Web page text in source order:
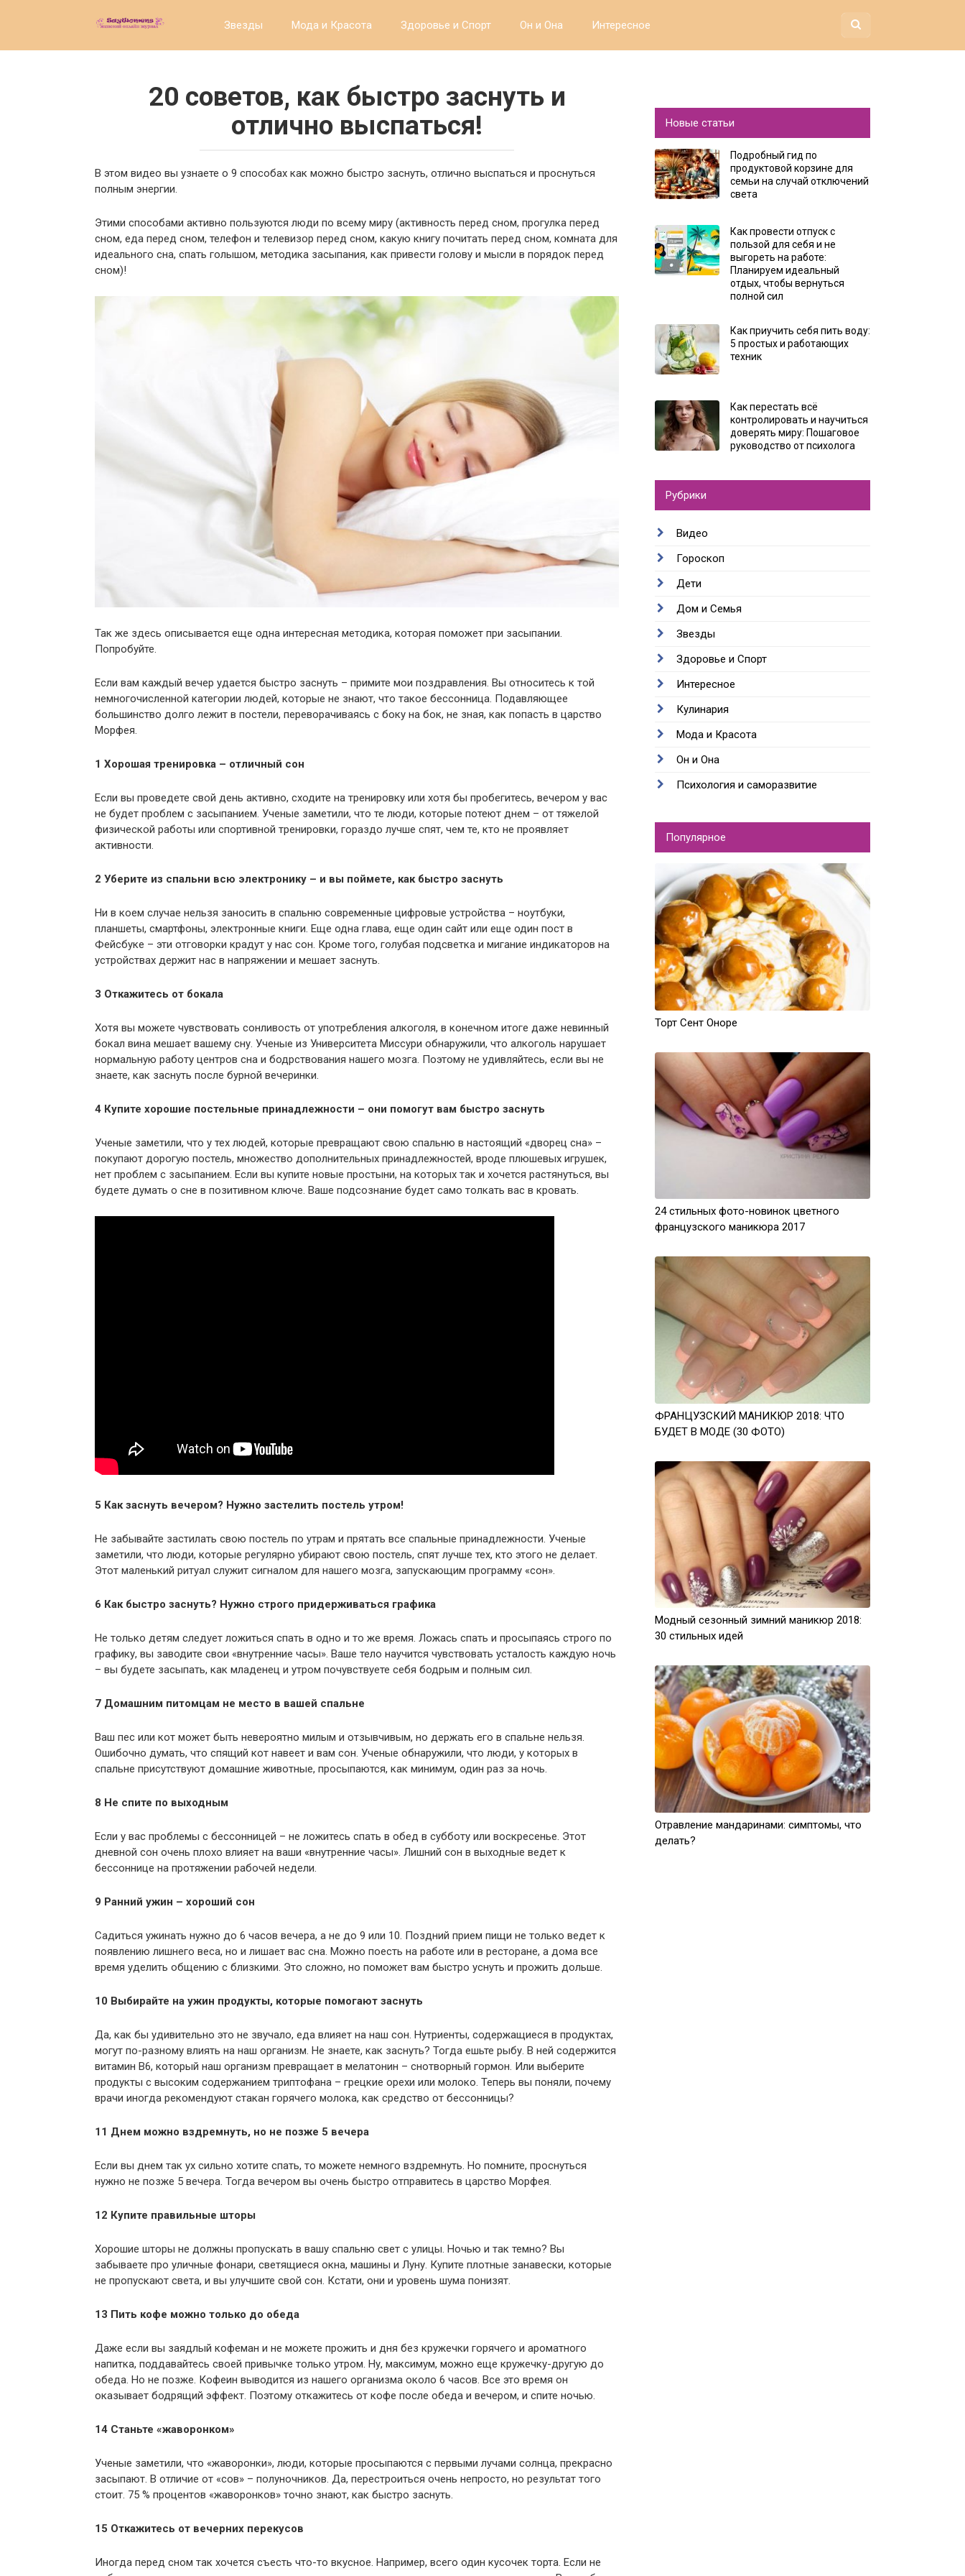
Звезды Мода и Красота Здоровье и Спорт Он и Она Интересное
20 советов, как быстро заснуть и
отлично выспаться!
В этом видео вы узнаете о 9 способах как можно быстро заснуть, отлично выспаться и проснуться
полным энергии.
Этими способами активно пользуются люди по всему миру (активность перед сном, прогулка перед
сном, еда перед сном, телефон и телевизор перед сном, какую книгу почитать перед сном, комната для
идеального сна, спать голышом, методика засыпания, как привести голову и мысли в порядок перед
сном)!
Так же здесь описывается еще одна интересная методика, которая поможет при засыпании.
Попробуйте.
Если вам каждый вечер удается быстро заснуть – примите мои поздравления. Вы относитесь к той
немногочисленной категории людей, которые не знают, что такое бессонница. Подавляющее
большинство долго лежит в постели, переворачиваясь с боку на бок, не зная, как попасть в царство
Морфея.
1 Хорошая тренировка – отличный сон
Если вы проведете свой день активно, сходите на тренировку или хотя бы пробегитесь, вечером у вас
не будет проблем с засыпанием. Ученые заметили, что те люди, которые потеют днем – от тяжелой
физической работы или спортивной тренировки, гораздо лучше спят, чем те, кто не проявляет
активности.
2 Уберите из спальни всю электронику – и вы поймете, как быстро заснуть
Ни в коем случае нельзя заносить в спальню современные цифровые устройства – ноутбуки,
планшеты, смартфоны, электронные книги. Еще одна глава, еще один сайт или еще один пост в
Фейсбуке – эти отговорки крадут у нас сон. Кроме того, голубая подсветка и мигание индикаторов на
устройствах держит нас в напряжении и мешает заснуть.
3 Откажитесь от бокала
Хотя вы можете чувствовать сонливость от употребления алкоголя, в конечном итоге даже невинный
бокал вина мешает вашему сну. Ученые из Университета Миссури обнаружили, что алкоголь нарушает
нормальную работу центров сна и бодрствования нашего мозга. Поэтому не удивляйтесь, если вы не
знаете, как заснуть после бурной вечеринки.
4 Купите хорошие постельные принадлежности – они помогут вам быстро заснуть
Ученые заметили, что у тех людей, которые превращают свою спальню в настоящий «дворец сна» –
покупают дорогую постель, множество дополнительных принадлежностей, вроде плюшевых игрушек,
нет проблем с засыпанием. Если вы купите новые простыни, на которых так и хочется растянуться, вы
будете думать о сне в позитивном ключе. Ваше подсознание будет само толкать вас в кровать.
5 Как заснуть вечером? Нужно застелить постель утром!
Не забывайте застилать свою постель по утрам и прятать все спальные принадлежности. Ученые
заметили, что люди, которые регулярно убирают свою постель, спят лучше тех, кто этого не делает.
Этот маленький ритуал служит сигналом для нашего мозга, запускающим программу «сон».
6 Как быстро заснуть? Нужно строго придерживаться графика
Не только детям следует ложиться спать в одно и то же время. Ложась спать и просыпаясь строго по
графику, вы заводите свои «внутренние часы». Ваше тело научится чувствовать усталость каждую ночь
– вы будете засыпать, как младенец и утром почувствуете себя бодрым и полным сил.
7 Домашним питомцам не место в вашей спальне
Ваш пес или кот может быть невероятно милым и отзывчивым, но держать его в спальне нельзя.
Ошибочно думать, что спящий кот навеет и вам сон. Ученые обнаружили, что люди, у которых в
спальне присутствуют домашние животные, просыпаются, как минимум, один раз за ночь.
8 Не спите по выходным
Если у вас проблемы с бессонницей – не ложитесь спать в обед в субботу или воскресенье. Этот
дневной сон очень плохо влияет на ваши «внутренние часы». Лишний сон в выходные ведет к
бессоннице на протяжении рабочей недели.
9 Ранний ужин – хороший сон
Садиться ужинать нужно до 6 часов вечера, а не до 9 или 10. Поздний прием пищи не только ведет к
появлению лишнего веса, но и лишает вас сна. Можно поесть на работе или в ресторане, а дома все
время уделить общению с близкими. Это сложно, но поможет вам быстро уснуть и прожить дольше.
10 Выбирайте на ужин продукты, которые помогают заснуть
Да, как бы удивительно это не звучало, еда влияет на наш сон. Нутриенты, содержащиеся в продуктах,
могут по-разному влиять на наш организм. Не знаете, как заснуть? Тогда ешьте рыбу. В ней содержится
витамин В6, который наш организм превращает в мелатонин – снотворный гормон. Или выберите
продукты с высоким содержанием триптофана – грецкие орехи или молоко. Теперь вы поняли, почему
врачи иногда рекомендуют стакан горячего молока, как средство от бессонницы?
11 Днем можно вздремнуть, но не позже 5 вечера
Если вы днем так ух сильно хотите спать, то можете немного вздремнуть. Но помните, проснуться
нужно не позже 5 вечера. Тогда вечером вы очень быстро отправитесь в царство Морфея.
12 Купите правильные шторы
Хорошие шторы не должны пропускать в вашу спальню свет с улицы. Ночью и так темно? Вы
забываете про уличные фонари, светящиеся окна, машины и Луну. Купите плотные занавески, которые
не пропускают света, и вы улучшите свой сон. Кстати, они и уровень шума понизят.
13 Пить кофе можно только до обеда
Даже если вы заядлый кофеман и не можете прожить и дня без кружечки горячего и ароматного
напитка, поддавайтесь своей привычке только утром. Ну, максимум, можно еще кружечку-другую до
обеда. Но не позже. Кофеин выводится из нашего организма около 6 часов. Все это время он
оказывает бодрящий эффект. Поэтому откажитесь от кофе после обеда и вечером, и спите ночью.
14 Станьте «жаворонком»
Ученые заметили, что «жаворонки», люди, которые просыпаются с первыми лучами солнца, прекрасно
засыпают. В отличие от «сов» – полуночников. Да, перестроиться очень непросто, но результат того
стоит. 75 % процентов «жаворонков» точно знают, как быстро заснуть.
15 Откажитесь от вечерних перекусов
Иногда перед сном так хочется съесть что-то вкусное. Например, всего один кусочек торта. Если не
Новые статьи
Подробный гид по
продуктовой корзине для
семьи на случай отключений
света
Как провести отпуск с
пользой для себя и не
выгореть на работе:
Планируем идеальный
отдых, чтобы вернуться
полной сил
Как приучить себя пить воду:
5 простых и работающих
техник
Как перестать всё
контролировать и научиться
доверять миру: Пошаговое
руководство от психолога
Рубрики
Видео
Гороскоп
Дети
Дом и Семья
Звезды
Здоровье и Спорт
Интересное
Кулинария
Мода и Красота
Он и Она
Психология и саморазвитие
Популярное
Торт Сент Оноре
24 стильных фото-новинок цветного
французского маникюра 2017
ФРАНЦУЗСКИЙ МАНИКЮР 2018: ЧТО
БУДЕТ В МОДЕ (30 ФОТО)
Модный сезонный зимний маникюр 2018:
30 стильных идей
Отравление мандаринами: симптомы, что
делать?